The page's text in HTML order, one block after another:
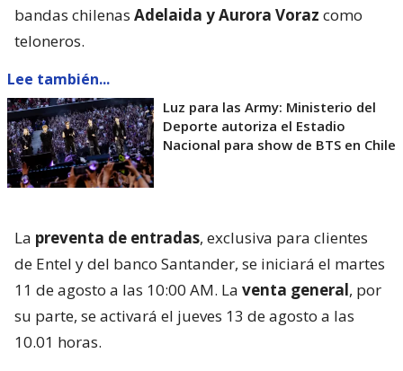
bandas chilenas Adelaida y Aurora Voraz como
teloneros.
Lee también...
Luz para las Army: Ministerio del
Deporte autoriza el Estadio
Nacional para show de BTS en Chile
La preventa de entradas, exclusiva para clientes
de Entel y del banco Santander, se iniciará el martes
11 de agosto a las 10:00 AM. La venta general, por
su parte, se activará el jueves 13 de agosto a las
10.01 horas.